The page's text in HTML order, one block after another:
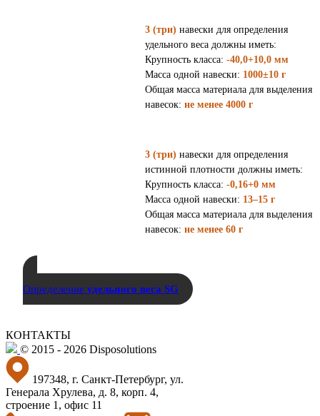
3 (три) навески для определения
удельного веса должны иметь:
Крупность класса: -40,0+10,0 мм
Масса одной навески: 1000±10 г
Общая масса материала для выделения
навесок: не менее 4000 г
3 (три) навески для определения
истинной плотности должны иметь:
Крупность класса: -0,16+0 мм
Масса одной навески: 13–15 г
Общая масса материала для выделения
навесок: не менее 60 г
Определение удельного веса SG
КОНТАКТЫ
© 2015 - 2026 Disposolutions
197348, г. Санкт-Петербург, ул.
Генерала Хрулева, д. 8, корп. 4,
строение 1, офис 11